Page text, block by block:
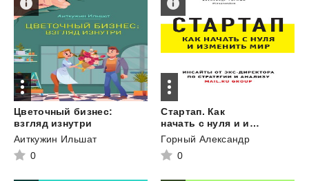
Цветочный бизнес:
взгляд изнутри
Аиткужин Ильшат
0
Стартап. Как
начать с нуля и изменить мир
Горный Александр
0